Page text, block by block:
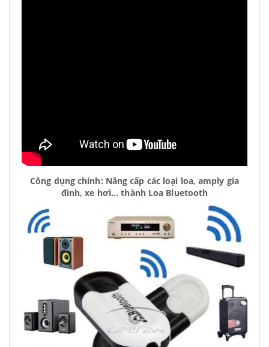
Công dụng chính: Nâng cấp các loại loa, amply gia
đình, xe hơi... thành Loa Bluetooth